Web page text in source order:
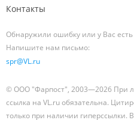
Контакты
Обнаружили ошибку или у Вас
Напишите нам письмо:
spr@VL.ru
© ООО "Фарпост", 2003—2026 При
ссылка на VL.ru обязательна.
только при наличии гиперссылки.